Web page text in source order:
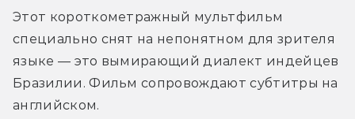
Этот короткометражный мультфильм
специально снят на непонятном для зрителя
языке — это вымирающий диалект индейцев
Бразилии. Фильм сопровождают субтитры на
английском.